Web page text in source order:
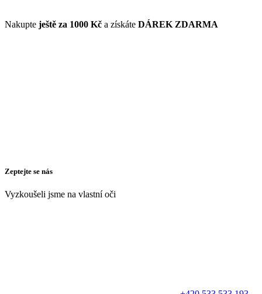
Nakupte ještě za 1000 Kč a získáte DÁREK ZDARMA
Zeptejte se nás
Vyzkoušeli jsme na vlastní oči